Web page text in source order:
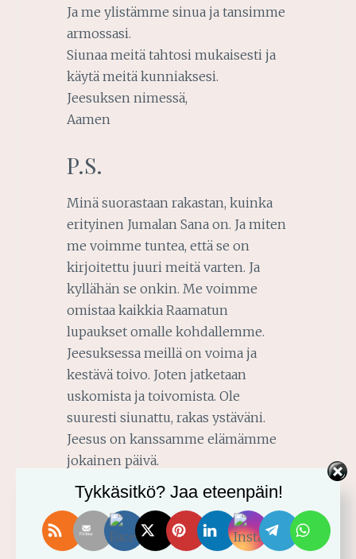
Ja me ylistämme sinua ja tansimme
armossasi.
Siunaa meitä tahtosi mukaisesti ja
käytä meitä kunniaksesi.
Jeesuksen nimessä,
Aamen
P.S.
Minä suorastaan rakastan, kuinka
erityinen Jumalan Sana on. Ja miten
me voimme tuntea, että se on
kirjoitettu juuri meitä varten. Ja
kyllähän se onkin. Me voimme
omistaa kaikkia Raamatun
lupaukset omalle kohdallemme.
Jeesuksessa meillä on voima ja
kestävä toivo. Joten jatketaan
uskomista ja toivomista. Ole
suuresti siunattu, rakas ystäväni.
Jeesus on kanssamme elämämme
jokainen päivä.
Tykkäsitkö? Jaa eteenpäin!